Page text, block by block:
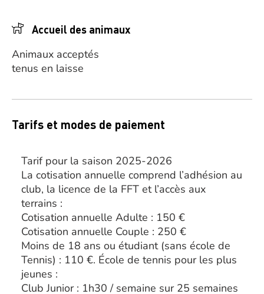
Accueil des animaux
Animaux acceptés
tenus en laisse
Tarifs et modes de paiement
Tarif pour la saison 2025-2026
La cotisation annuelle comprend l’adhésion au
club, la licence de la FFT et l’accès aux
terrains :
Cotisation annuelle Adulte : 150 €
Cotisation annuelle Couple : 250 €
Moins de 18 ans ou étudiant (sans école de
Tennis) : 110 €. École de tennis pour les plus
jeunes :
Club Junior : 1h30 / semaine sur 25 semaines